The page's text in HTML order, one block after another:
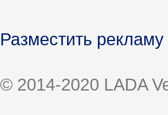
Разместить
© 2014-2020 LADA